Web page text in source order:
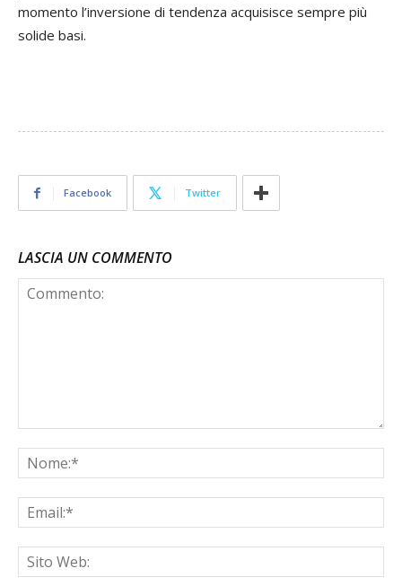
momento l’inversione di tendenza acquisisce sempre più
solide basi.
Facebook Twitter
LASCIA UN COMMENTO